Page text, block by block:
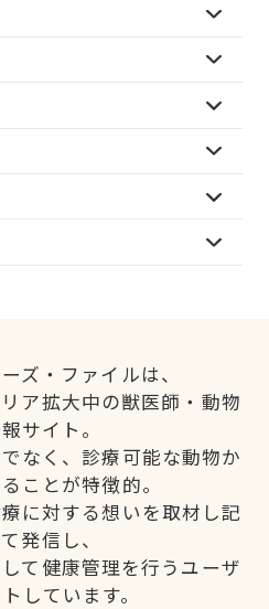
ズ・ファイルは、
ア拡大中の獣医師・動物
サイト。
なく、診療可能な動物か
ことが特徴的。
に対する想いを取材し記
発信し、
て健康管理を行うユーザ
しています。